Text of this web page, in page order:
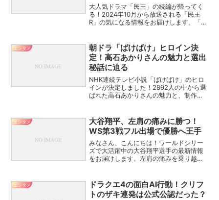
大人気ドラマ「民王」の続編が帰ってく
る！2024年10月から放送される「民王
R」の気になる情報をお届けします。「民
復活する注目作品です。どんな見どころ
があるのか、早...
エンタメ
朝ドラ「ばけばけ」ヒロイン決
定！高石あかりさんの魅力と選出
秘話に迫る
NHK連続テレビ小説「ばけばけ」のヒロ
インが決定しました！2892人の中から選
ばれた高石あかりさんの魅力と、制作陣
高石あかりさんの魅力とは？2025年度後
期のNHK朝ド...
エンタメ
大谷翔平、左肩の痛みに勝つ！
WS第3戦フル出場で優勝へ王手
みなさん、こんにちは！ワールドシリー
ズで大活躍中の大谷翔平選手の最新情報
をお届けします。左肩の痛みを乗り越え
と優勝への熱い思いが伝わってきまし
た！大谷翔平、左肩の痛み...
エンタメ
ドラクエ4の面白AI行動！クリフ
トのザキ連発は公式公認だった？